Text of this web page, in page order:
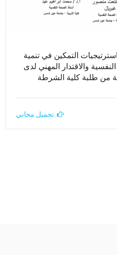
التمكين في تنمية
النفسية والاقتدار المهني لدى
من طلبة كلية الشرطة
تحميل مجاني